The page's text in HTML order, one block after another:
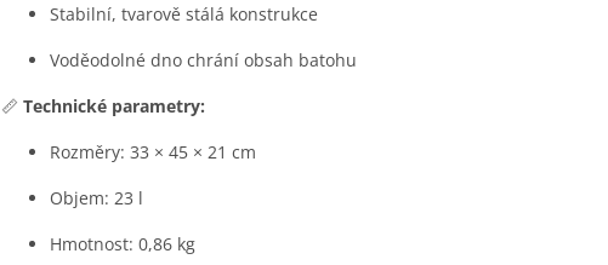
Stabilní, tvarově stálá konstrukce
Voděodolné dno chrání obsah batohu
📏 Technické parametry:
Rozměry: 33 × 45 × 21 cm
Objem: 23 l
Hmotnost: 0,86 kg